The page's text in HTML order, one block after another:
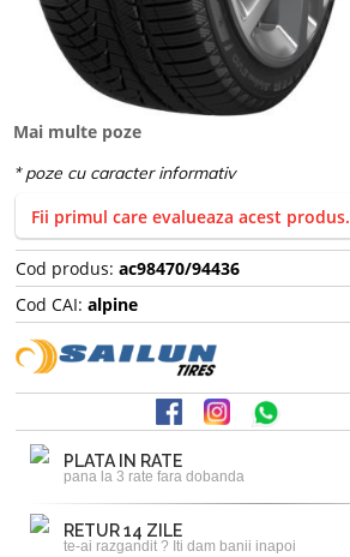
Mai multe poze
Fii primul care evalueaza acest produs.
Cod produs: ac98470/94436
Cod CAI: alpine
PLATA IN RATE
pana la 3 rate fara dobanda
RETUR 14 ZILE
te-ai razgandit ? Iti dam banii inapoi